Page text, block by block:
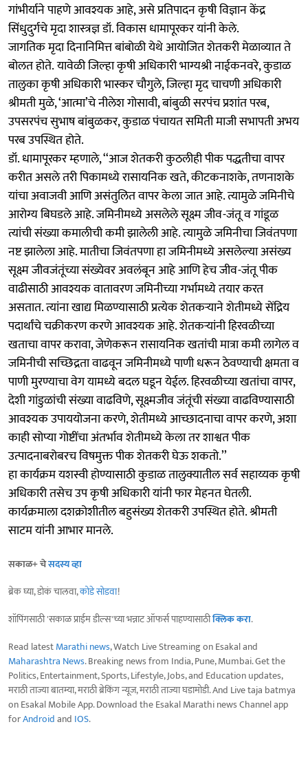
गांभीर्याने पाहणे आवश्यक आहे, असे प्रतिपादन कृषी विज्ञान केंद्र
सिंधुदुर्गचे मृदा शास्त्रज्ञ डॉ. विकास धामापूरकर यांनी केले.
जागतिक मृदा दिनानिमित्त बांबोळी येथे आयोजित शेतकरी मेळाव्यात ते
बोलत होते. यावेळी जिल्हा कृषी अधिकारी भाग्यश्री नाईकनवरे, कुडाळ
तालुका कृषी अधिकारी भास्कर चौगुले, जिल्हा मृद चाचणी अधिकारी
श्रीमती मुळे, ‘आत्मा’चे नीलेश गोसावी, बांबुळी सरपंच प्रशांत परब,
उपसरपंच सुभाष बांबुळकर, कुडाळ पंचायत समिती माजी सभापती अभय
परब उपस्थित होते.
डॉ. धामापूरकर म्हणाले, ‘‘आज शेतकरी कुठलीही पीक पद्धतीचा वापर
करीत असले तरी पिकामध्ये रासायनिक खते, कीटकनाशके, तणनाशके
यांचा अवाजवी आणि असंतुलित वापर केला जात आहे. त्यामुळे जमिनीचे
आरोग्य बिघडले आहे. जमिनीमध्ये असलेले सूक्ष्म जीव-जंतू व गांडूळ
त्यांची संख्या कमालीची कमी झालेली आहे. त्यामुळे जमिनीचा जिवंतपणा
नष्ट झालेला आहे. मातीचा जिवंतपणा हा जमिनीमध्ये असलेल्या असंख्य
सूक्ष्म जीवजंतूंच्या संख्येवर अवलंबून आहे आणि हेच जीव-जंतू पीक
वाढीसाठी आवश्यक वातावरण जमिनीच्या गर्भामध्ये तयार करत
असतात. त्यांना खाद्य मिळण्यासाठी प्रत्येक शेतकऱ्याने शेतीमध्ये सेंद्रिय
पदार्थांचे चक्रीकरण करणे आवश्यक आहे. शेतकऱ्यांनी हिरवळीच्या
खताचा वापर करावा, जेणेकरून रासायनिक खतांची मात्रा कमी लागेल व
जमिनीची सच्छिद्रता वाढवून जमिनीमध्ये पाणी धरून ठेवण्याची क्षमता व
पाणी मुरण्याचा वेग यामध्ये बदल घडून येईल. हिरवळीच्या खतांचा वापर,
देशी गांडुळांची संख्या वाढविणे, सूक्ष्मजीव जंतूंची संख्या वाढविण्यासाठी
आवश्यक उपाययोजना करणे, शेतीमध्ये आच्छादनाचा वापर करणे, अशा
काही सोप्या गोष्टींचा अंतर्भाव शेतीमध्ये केला तर शाश्वत पीक
उत्पादनाबरोबरच विषमुक्त पीक शेतकरी घेऊ शकतो.’’
हा कार्यक्रम यशस्वी होण्यासाठी कुडाळ तालुक्यातील सर्व सहाय्यक कृषी
अधिकारी तसेच उप कृषी अधिकारी यांनी फार मेहनत घेतली.
कार्यक्रमाला दशक्रोशीतील बहुसंख्य शेतकरी उपस्थित होते. श्रीमती
साटम यांनी आभार मानले.
सकाळ+ चेसदस्य व्हा
ब्रेक घ्या, डोकं चालवा,कोडे सोडवा!
शॉपिंगसाठी 'सकाळ प्राईम डील्स'च्या भन्नाट ऑफर्स पाहण्यासाठीक्लिक करा.
Read latestMarathi news, Watch Live Streaming on Esakal and
Maharashtra News. Breaking news from India, Pune, Mumbai. Get the
Politics, Entertainment, Sports, Lifestyle, Jobs, and Education updates,
मराठी ताज्या बातम्या, मराठी ब्रेकिंग न्यूज, मराठी ताज्या घडामोडी. And Live taja batmya
on Esakal Mobile App. Download the Esakal Marathi news Channel app
forAndroidand IOS.